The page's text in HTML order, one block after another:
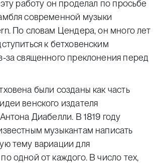
работу он проделал по просьбе
современной музыки
По словам Цендера, он много лет
к бетховенским
за священного преклонения перед
были созданы как часть
венского издателя
Диабелли. В 1819 году
музыкантам написать
тему вариации для
одной от каждого. В число тех,